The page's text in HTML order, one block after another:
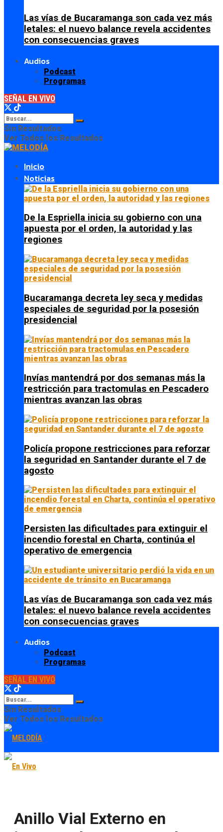
Las vías de Bucaramanga son cada vez más
letales: el nuevo balance revela accidentes
con consecuencias graves
Audios
Podcast
Programas
SEÑAL EN VIVO
Sin Resultados
Ver Todos los Resultados
Inicio
Noticias
De la Espriella inicia su gobierno con una
apuesta por el orden, la autoridad y las
regiones
Bucaramanga decreta ley seca y medidas
especiales de seguridad por la posesión
presidencial
Invías mantendrá por dos semanas más la
restricción para tractomulas en Pescadero
mientras avanzan las obras
Policía propone restricciones para reforzar
la seguridad en Santander durante el 7 de
agosto
Persisten las dificultades para extinguir el
incendio forestal en Charta, continúa el
operativo de emergencia
Las vías de Bucaramanga son cada vez más
letales: el nuevo balance revela accidentes
con consecuencias graves
Audios
Podcast
Programas
SEÑAL EN VIVO
Sin Resultados
Ver Todos los Resultados
Anillo Vial Externo en